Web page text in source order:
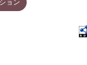
ョン